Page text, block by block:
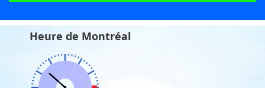
Heure de Montréal